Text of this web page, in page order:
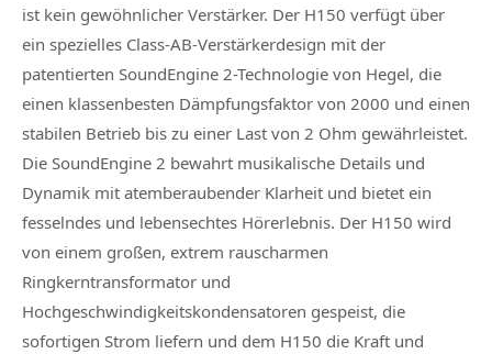
ist kein gewöhnlicher Verstärker. Der H150 verfügt über
ein spezielles Class-AB-Verstärkerdesign mit der
patentierten SoundEngine 2-Technologie von Hegel, die
einen klassenbesten Dämpfungsfaktor von 2000 und einen
stabilen Betrieb bis zu einer Last von 2 Ohm gewährleistet.
Die SoundEngine 2 bewahrt musikalische Details und
Dynamik mit atemberaubender Klarheit und bietet ein
fesselndes und lebensechtes Hörerlebnis. Der H150 wird
von einem großen, extrem rauscharmen
Ringkerntransformator und
Hochgeschwindigkeitskondensatoren gespeist, die
sofortigen Strom liefern und dem H150 die Kraft und